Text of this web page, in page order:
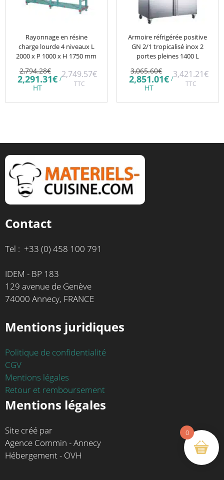
Rayonnage en résine
charge lourde 4 niveaux L
2000 x P 1000 x H 1750 mm
2,794.28€ Le
prix
initial
2,794.28€.
2,291.31€Le
est :
HT
/2,749.57€
TTC
Armoire réfrigérée positive
GN 2/1 tropicalisé inox 2
portes pleines 1400 L
3,065.60€ Le
prix
initial
3,065.60€.
2,851.01€Le
est :
HT
/3,421.21€
TTC
Contact
Tel : +33 (0) 458 100 791
IDEM - BP 183
129 avenue de Genève
74000 Annecy, FRANCE
Mentions juridiques
Politique de confidentialité
CGV
Mentions légales
Retour et remboursement
Mentions légales
Site créé par
Agence Commin - Annecy
Hébergement - OVH
0